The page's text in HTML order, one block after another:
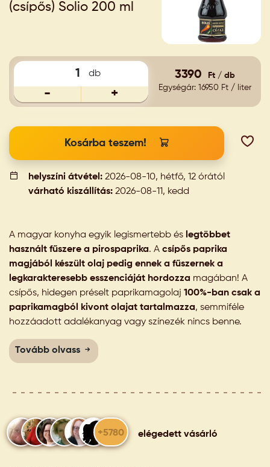
(csípős) Solio 200 ml
db
- +
3390
Ft / db
Egységár: 16950 Ft / liter
Kosárba teszem!
helyszíni átvétel: 2026-08-10, hétfő, 12 órától
várható kiszállítás: 2026-08-11, kedd
A magyar konyha egyik legismertebb és legtöbbet
használt fűszere a pirospaprika. A csípős paprika
magjából készült olaj pedig ennek a fűszernek a
legkarakteresebb esszenciáját hordozza magában! A
csípős, hidegen préselt paprikamagolaj 100%-ban csak a
paprikamagból kivont olajat tartalmazza, semmiféle
hozzáadott adalékanyag vagy színezék nincs benne.
Tovább olvass
+5780 elégedett vásárló